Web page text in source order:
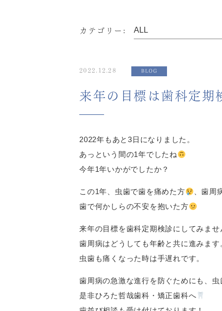
カテゴリー:
2022.12.28 BLOG
来年の目標は歯科定期
2022年もあと3日になりました。
あっという間の1年でしたね
今年1年いかがでしたか？
この1年、虫歯で歯を痛めた方
、歯
歯で何かしらの不安を抱いた方
来年の目標を歯科定期検診にしてみませ
歯周病はどうしても年齢と共に進みます
虫歯も痛くなった時は手遅れです。
歯周病の急激な進行を防ぐためにも、
是非ひろた哲哉歯科・矯正歯科へ